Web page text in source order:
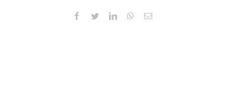
Facebook
TwitterLinkedInWhatsApp
E-